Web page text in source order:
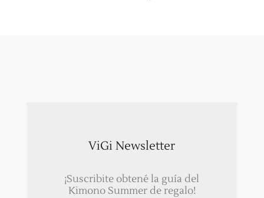
ViGi Newsletter
¡Suscribite obtené la guía del
Kimono Summer de regalo!